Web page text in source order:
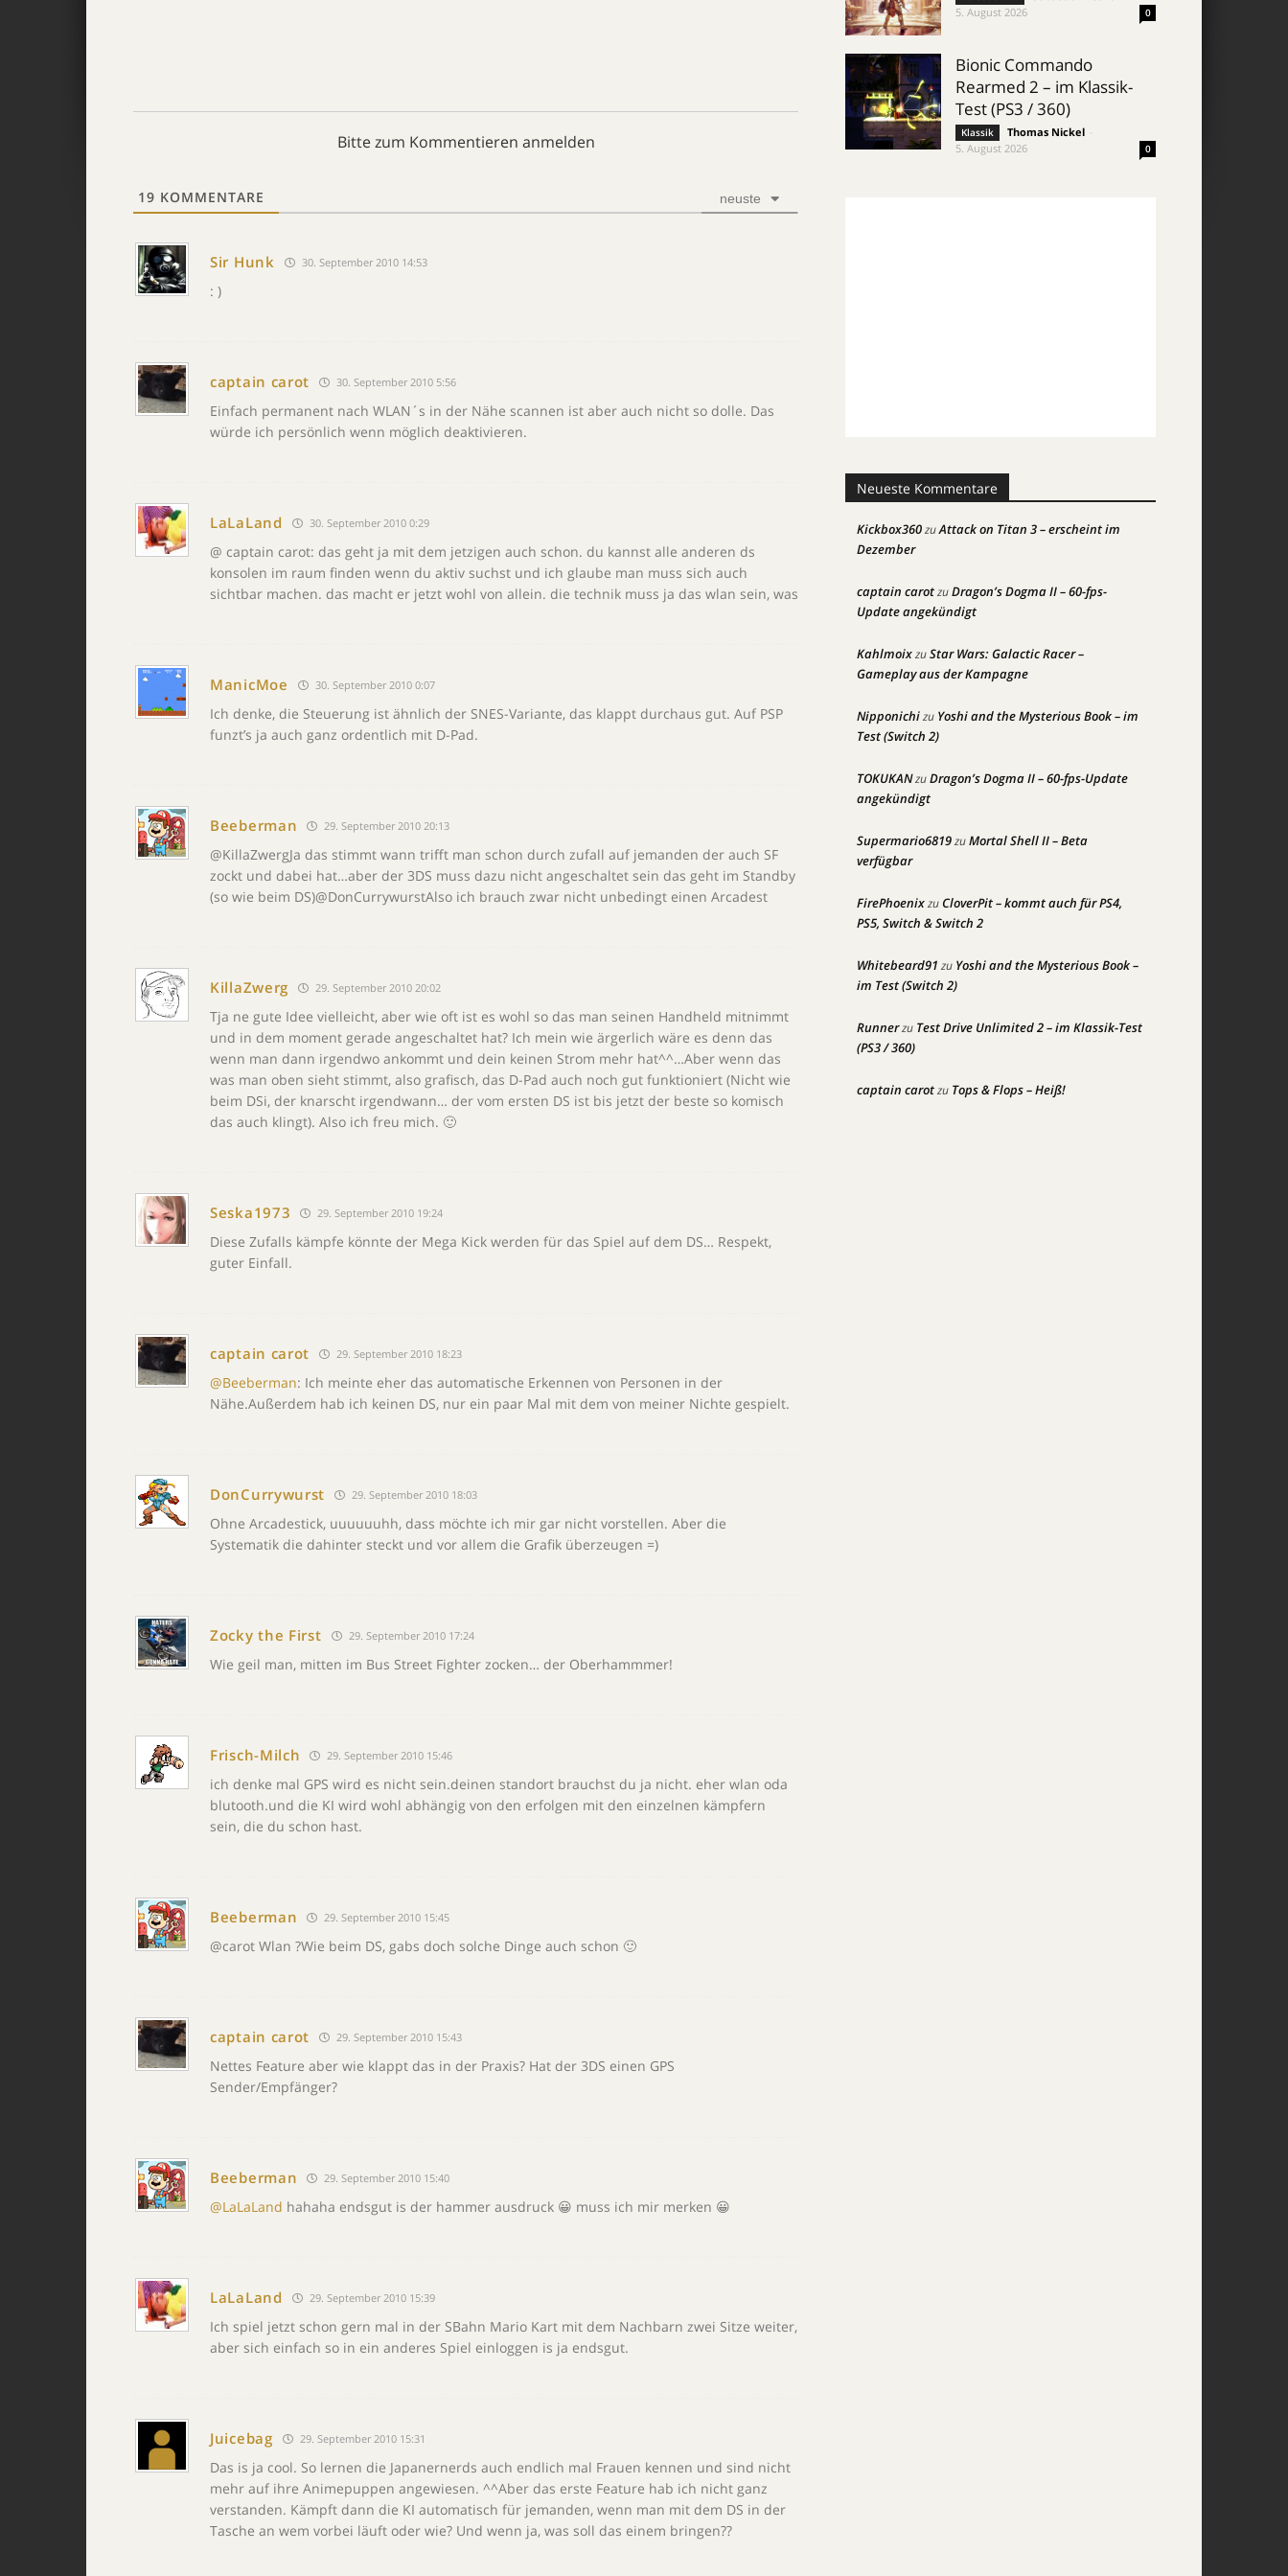
Bitte zum Kommentieren anmelden
19 KOMMENTARE neuste
Sir Hunk 30. September 2010 14:53
: )
captain carot 30. September 2010 5:56
Einfach permanent nach WLAN´s in der Nähe scannen ist aber auch nicht so dolle. Das
würde ich persönlich wenn möglich deaktivieren.
LaLaLand 30. September 2010 0:29
@ captain carot: das geht ja mit dem jetzigen auch schon. du kannst alle anderen ds
konsolen im raum finden wenn du aktiv suchst und ich glaube man muss sich auch
sichtbar machen. das macht er jetzt wohl von allein. die technik muss ja das wlan sein, was
ManicMoe 30. September 2010 0:07
Ich denke, die Steuerung ist ähnlich der SNES-Variante, das klappt durchaus gut. Auf PSP
funzt’s ja auch ganz ordentlich mit D-Pad.
Beeberman 29. September 2010 20:13
@KillaZwergJa das stimmt wann trifft man schon durch zufall auf jemanden der auch SF
zockt und dabei hat…aber der 3DS muss dazu nicht angeschaltet sein das geht im Standby
(so wie beim DS)@DonCurrywurstAlso ich brauch zwar nicht unbedingt einen Arcadest
KillaZwerg 29. September 2010 20:02
Tja ne gute Idee vielleicht, aber wie oft ist es wohl so das man seinen Handheld mitnimmt
und in dem moment gerade angeschaltet hat? Ich mein wie ärgerlich wäre es denn das
wenn man dann irgendwo ankommt und dein keinen Strom mehr hat^^…Aber wenn das
was man oben sieht stimmt, also grafisch, das D-Pad auch noch gut funktioniert (Nicht wie
beim DSi, der knarscht irgendwann… der vom ersten DS ist bis jetzt der beste so komisch
das auch klingt). Also ich freu mich. 🙂
Seska1973 29. September 2010 19:24
Diese Zufalls kämpfe könnte der Mega Kick werden für das Spiel auf dem DS… Respekt,
guter Einfall.
captain carot 29. September 2010 18:23
@Beeberman: Ich meinte eher das automatische Erkennen von Personen in der
Nähe.Außerdem hab ich keinen DS, nur ein paar Mal mit dem von meiner Nichte gespielt.
DonCurrywurst 29. September 2010 18:03
Ohne Arcadestick, uuuuuuhh, dass möchte ich mir gar nicht vorstellen. Aber die
Systematik die dahinter steckt und vor allem die Grafik überzeugen =)
Zocky the First 29. September 2010 17:24
Wie geil man, mitten im Bus Street Fighter zocken… der Oberhammmer!
Frisch-Milch 29. September 2010 15:46
ich denke mal GPS wird es nicht sein.deinen standort brauchst du ja nicht. eher wlan oda
blutooth.und die KI wird wohl abhängig von den erfolgen mit den einzelnen kämpfern
sein, die du schon hast.
Beeberman 29. September 2010 15:45
@carot Wlan ?Wie beim DS, gabs doch solche Dinge auch schon 🙂
captain carot 29. September 2010 15:43
Nettes Feature aber wie klappt das in der Praxis? Hat der 3DS einen GPS
Sender/Empfänger?
Beeberman 29. September 2010 15:40
@LaLaLand hahaha endsgut is der hammer ausdruck 😀 muss ich mir merken 😀
LaLaLand 29. September 2010 15:39
Ich spiel jetzt schon gern mal in der SBahn Mario Kart mit dem Nachbarn zwei Sitze weiter,
aber sich einfach so in ein anderes Spiel einloggen is ja endsgut.
Juicebag 29. September 2010 15:31
Das is ja cool. So lernen die Japanernerds auch endlich mal Frauen kennen und sind nicht
mehr auf ihre Animepuppen angewiesen. ^^Aber das erste Feature hab ich nicht ganz
verstanden. Kämpft dann die KI automatisch für jemanden, wenn man mit dem DS in der
Tasche an wem vorbei läuft oder wie? Und wenn ja, was soll das einem bringen??
5. August 2026
0
Bionic Commando
Rearmed 2 – im Klassik-
Test (PS3 / 360)
Klassik Thomas Nickel
5. August 2026
0
Neueste Kommentare
Kickbox360zuAttack on Titan 3 – erscheint im
Dezember
captain carotzuDragon’s Dogma II – 60-fps-
Update angekündigt
KahlmoixzuStar Wars: Galactic Racer –
Gameplay aus der Kampagne
Nipponichizu Yoshi and the Mysterious Book – im
Test (Switch 2)
TOKUKANzuDragon’s Dogma II – 60-fps-Update
angekündigt
Supermario6819zuMortal Shell II – Beta
verfügbar
FirePhoenixzuCloverPit – kommt auch für PS4,
PS5, Switch & Switch 2
Whitebeard91 zu Yoshi and the Mysterious Book –
im Test (Switch 2)
Runnerzu Test Drive Unlimited 2 – im Klassik-Test
(PS3 / 360)
captain carotzu Tops & Flops – Heiß!